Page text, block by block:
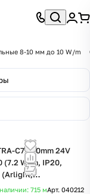
8-10 мм до 10 W/m
C72-10mm 24V
(7.2 W/m, IP20,
(Arlight,
лм/Вт)
715 мАрт. 040212